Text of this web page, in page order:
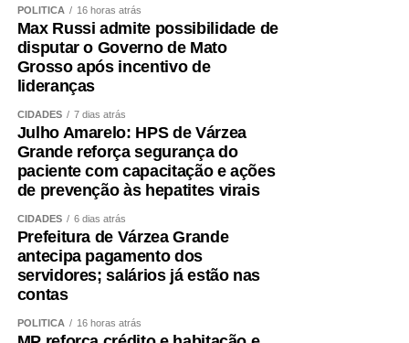
Wathier afirmou que o Fundeb tem tido um crescimento
de 4% acima da inflação nos últimos anos — o que,
segundo ele, representaria uma evolução expressiva dos
valores direcionados à educação no Orçamento.
Controle
De acordo com o diretor de Controle Externo da
Educação do Tribunal de Contas da União (TCU), Paulo
significativo da educação dentro do Orçamento federal,
por conta de novas modalidades de financiamento.
O diretor ressaltou que o controle externo contribui para a
que esse tipo de fiscalização sobre os recursos da
POLÍTICA 16 horas atrás
Max Russi admite possibilidade de
disputar o Governo de Mato
Grosso após incentivo de
lideranças
CIDADES 7 dias atrás
Julho Amarelo: HPS de Várzea
Grande reforça segurança do
paciente com capacitação e ações
de prevenção às hepatites virais
CIDADES 6 dias atrás
Prefeitura de Várzea Grande
antecipa pagamento dos
servidores; salários já estão nas
contas
POLÍTICA 16 horas atrás